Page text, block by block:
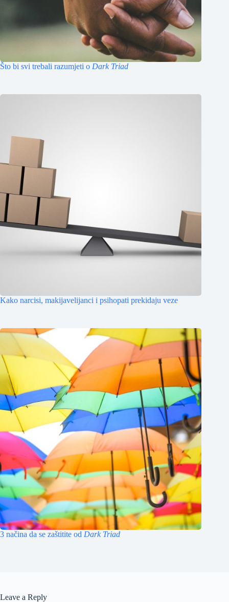
Što bi svi trebali razumjeti o Dark Triad
Kako narcisi, makijavelijanci i psihopati prekidaju veze
3 načina da se zaštitite od Dark Triad
Leave a Reply